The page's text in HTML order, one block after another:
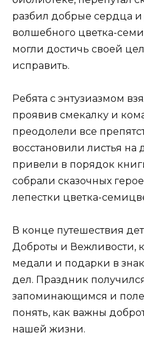
разбил добрые сердца и
волшебного цветка-
могли достичь своей
исправить.
Ребята с энтузиазмом
проявив смекалку и
преодолели все
восстановили листья на
привели в порядок
собрали сказочных
лепестки цветка-
В конце путешествия
Доброты и Вежливости,
медали и подарки в
дел. Праздник
запоминающимся и
понять, как важны
нашей жизни.